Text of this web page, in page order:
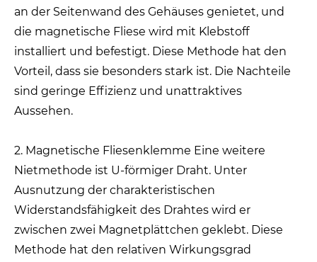
an der Seitenwand des Gehäuses genietet, und
die magnetische Fliese wird mit Klebstoff
installiert und befestigt. Diese Methode hat den
Vorteil, dass sie besonders stark ist. Die Nachteile
sind geringe Effizienz und unattraktives
Aussehen.
2. Magnetische Fliesenklemme Eine weitere
Nietmethode ist U-förmiger Draht. Unter
Ausnutzung der charakteristischen
Widerstandsfähigkeit des Drahtes wird er
zwischen zwei Magnetplättchen geklebt. Diese
Methode hat den relativen Wirkungsgrad